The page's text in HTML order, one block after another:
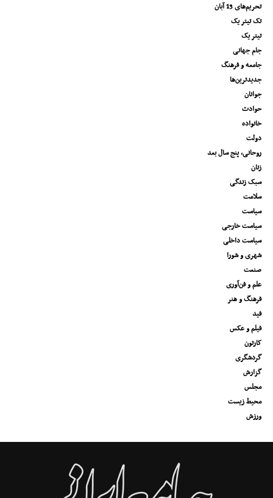
تحریم‌های 13 آبان
تک تیتر یک
تیتر یک
جام جهانی
جامعه و فرهنگ
جدیدترین‌ها
جوانان
حوادث
خانواده
دولت
روحانی، پنج سال بعد
زنان
سبک زندگی
سلامت
سیاست
سیاست خارجی
سیاست داخلی
شهری و شورا
صنعت
علم و فن‌آوری
فرهنگ و هنر
فید
فیلم و عکس
کارتون
گردشگری
گزارش
مجلس
محیط زیست
ورزش